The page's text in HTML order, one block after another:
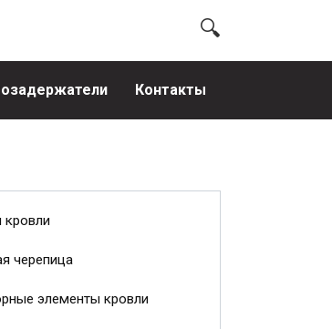
Контакты
черепица
элементы кровли